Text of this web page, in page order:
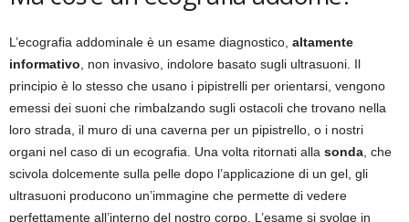
L’ecografia addominale è un esame diagnostico, altamente
informativo, non invasivo, indolore basato sugli ultrasuoni. Il
principio è lo stesso che usano i pipistrelli per orientarsi, vengono
emessi dei suoni che rimbalzando sugli ostacoli che trovano nella
loro strada, il muro di una caverna per un pipistrello, o i nostri
organi nel caso di un ecografia. Una volta ritornati alla sonda, che
scivola dolcemente sulla pelle dopo l’applicazione di un gel, gli
ultrasuoni producono un’immagine che permette di vedere
perfettamente all’interno del nostro corpo. L’esame si svolge in